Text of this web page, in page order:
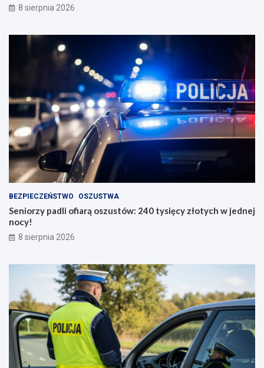
8 sierpnia 2026
BEZPIECZEŃSTWO OSZUSTWA
Seniorzy padli ofiarą oszustów: 240 tysięcy złotych w jednej
nocy!
8 sierpnia 2026